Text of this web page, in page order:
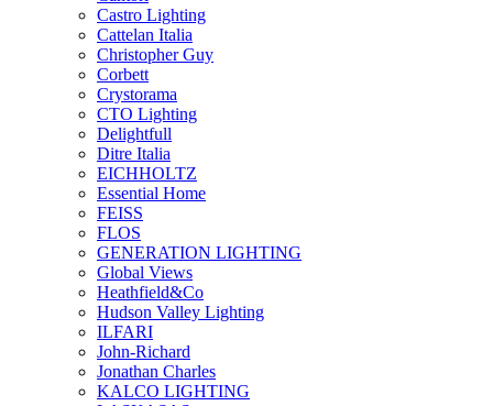
Castro Lighting
Cattelan Italia
Christopher Guy
Corbett
Crystorama
CTO Lighting
Delightfull
Ditre Italia
EICHHOLTZ
Essential Home
FEISS
FLOS
GENERATION LIGHTING
Global Views
Heathfield&Co
Hudson Valley Lighting
ILFARI
John-Richard
Jonathan Charles
KALCO LIGHTING